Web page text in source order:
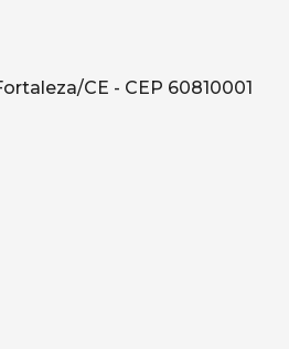
CE - CEP 60810001